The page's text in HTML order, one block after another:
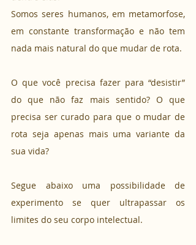
Somos seres humanos, em metamorfose,
em constante transformação e não tem
nada mais natural do que mudar de rota.
O que você precisa fazer para “desistir”
do que não faz mais sentido? O que
precisa ser curado para que o mudar de
rota seja apenas mais uma variante da
sua vida?
Segue abaixo uma possibilidade de
experimento se quer ultrapassar os
limites do seu corpo intelectual.